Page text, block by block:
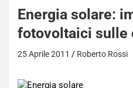
Energia solare:
fotovoltaici sulle
25 Aprile 2011 Roberto Rossi